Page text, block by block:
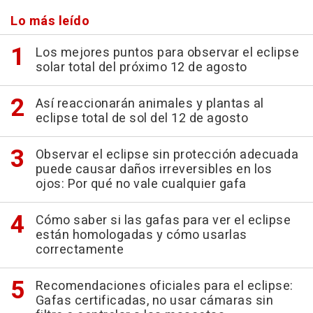
Lo más leído
Los mejores puntos para observar el eclipse
solar total del próximo 12 de agosto
Así reaccionarán animales y plantas al
eclipse total de sol del 12 de agosto
Observar el eclipse sin protección adecuada
puede causar daños irreversibles en los
ojos: Por qué no vale cualquier gafa
Cómo saber si las gafas para ver el eclipse
están homologadas y cómo usarlas
correctamente
Recomendaciones oficiales para el eclipse:
Gafas certificadas, no usar cámaras sin